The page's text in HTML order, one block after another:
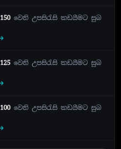
150වෙනි උපසිරැසි කඩයීමට සුබ
125 වෙනි උපසිරැසි කඩයීමට සුබ
100වෙනි උපසිරැසි කඩයීමට සුබ